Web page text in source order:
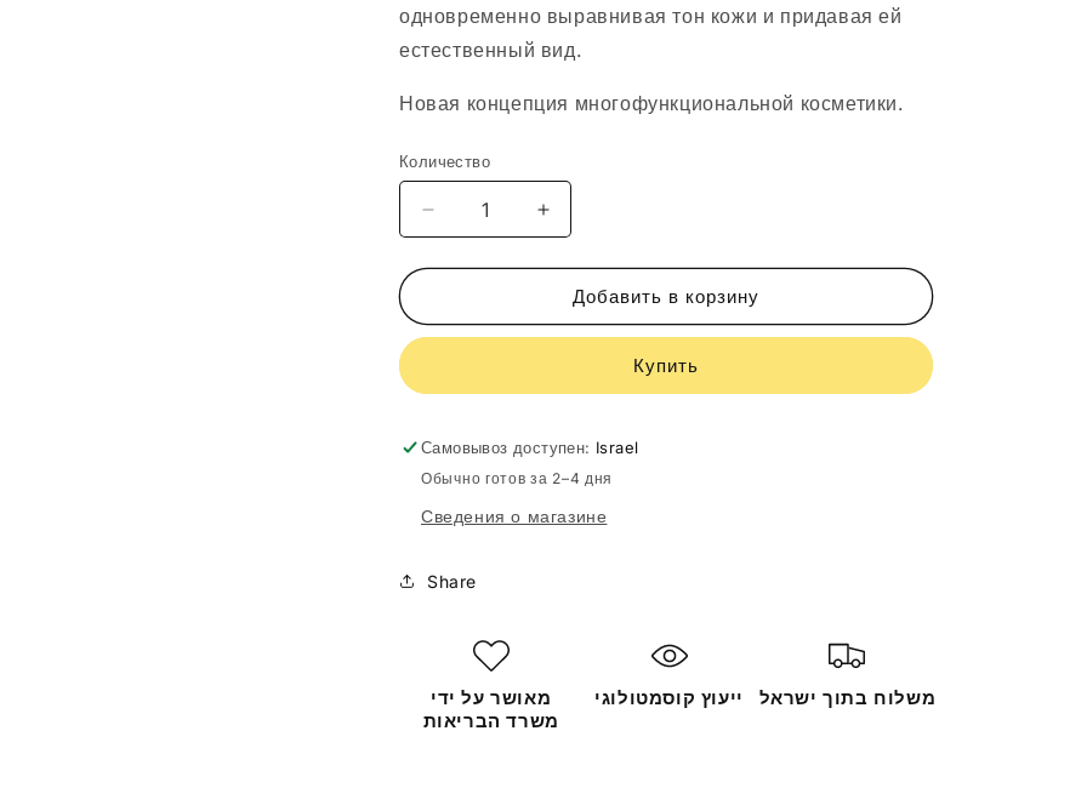
одновременно выравнивая тон кожи и придавая ей
естественный вид.
Новая концепция многофункциональной косметики.
Количество
Уменьшить
количество
CASMARA
CREAM
DARK
50
ML
Увеличить
количество
CASMARA
CREAM
PROTECT
DARK
50
ML
Добавить в корзину
Купить
Самовывоз доступен: Israel
Обычно готов за 2–4 дня
Сведения о магазине
Share
מאושר על ידי
משרד הבריאות
ייעוץ קוסמטולוגי משלוח בתוך ישראל